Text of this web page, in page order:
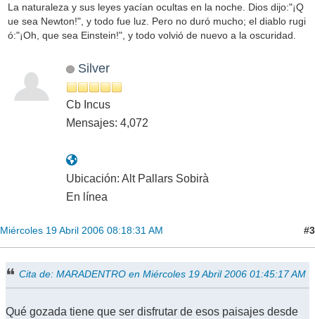
La naturaleza y sus leyes yacían ocultas en la noche. Dios dijo:"¡Q
ue sea Newton!", y todo fue luz. Pero no duró mucho; el diablo rugi
ó:"¡Oh, que sea Einstein!", y todo volvió de nuevo a la oscuridad.
Silver
Cb Incus
Mensajes: 4,072
Ubicación: Alt Pallars Sobirà
En línea
Miércoles 19 Abril 2006 08:18:31 AM #3
Cita de: MARADENTRO en Miércoles 19 Abril 2006 01:45:17 AM
Qué gozada tiene que ser disfrutar de esos paisajes desde